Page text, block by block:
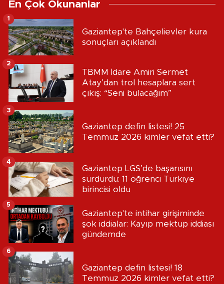
En Çok Okunanlar
Gaziantep'te Bahçelievler kura
sonuçları açıklandı
1
TBMM İdare Amiri Sermet
Atay’dan trol hesaplara sert
çıkış: “Seni bulacağım”
2
Gaziantep defin listesi! 25
Temmuz 2026 kimler vefat etti?
3
Gaziantep LGS’de başarısını
sürdürdü: 11 öğrenci Türkiye
birincisi oldu
4
Gaziantep'te intihar girişiminde
şok iddialar: Kayıp mektup iddiası
gündemde
5
Gaziantep defin listesi! 18
Temmuz 2026 kimler vefat etti?
6